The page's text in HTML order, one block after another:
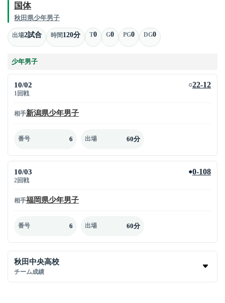
国体
秋田県少年男子
出場2試合 時間120分 T0 G0 PG0 DG0
少年男子
10/02
1回戦
○22-12
相手新潟県少年男子
番号 6 出場 60分
10/03
2回戦
●0-108
相手福岡県少年男子
番号 6 出場 60分
秋田中央高校
チーム成績